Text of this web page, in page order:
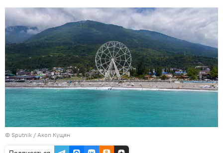
© Sputnik / Акоп Кущян